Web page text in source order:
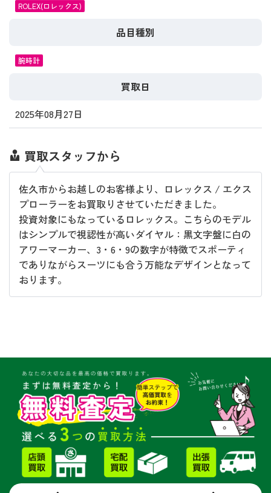
ROLEX(ロレックス)
品目種別
腕時計
買取日
2025年08月27日
買取スタッフから
佐久市からお越しのお客様より、ロレックス / エクス
プローラーをお買取りさせていただきました。
投資対象にもなっているロレックス。こちらのモデル
はシンプルで視認性が高いダイヤル：黒文字盤に白の
アワーマーカー、3・6・9の数字が特徴でスポーティ
でありながらスーツにも合う万能なデザインとなって
おります。